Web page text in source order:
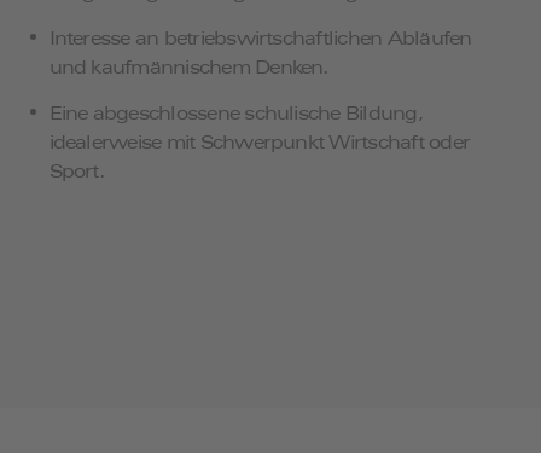
Interesse an betriebswirtschaftlichen Abläufen
und kaufmännischem Denken.
Eine abgeschlossene schulische Bildung,
idealerweise mit Schwerpunkt Wirtschaft oder
Sport.